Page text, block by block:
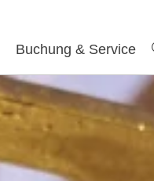
Buchung & Service